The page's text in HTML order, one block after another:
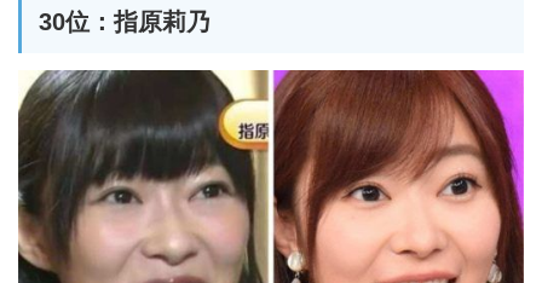
30位：指原莉乃